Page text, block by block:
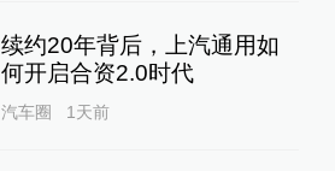
续约20年背后，上汽通用如
何开启合资2.0时代
汽车圈 1天前